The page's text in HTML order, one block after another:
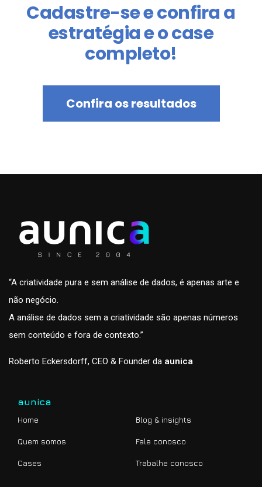
Cadastre-se e confira a
estratégia e o case
completo!
Confira os resultados
“A criatividade pura e sem análise de dados, é apenas arte e
não negócio.
A análise de dados sem a criatividade são apenas números
sem conteúdo e fora de contexto.”
Roberto Eckersdorff, CEO & Founder da aunica
aunica
Home
Quem somos
Cases
Blog & insights
Fale conosco
Trabalhe conosco